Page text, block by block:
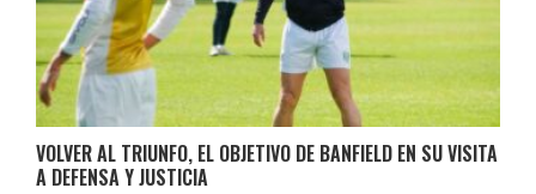
VOLVER AL TRIUNFO, EL OBJETIVO DE BANFIELD EN SU VISITA
A DEFENSA Y JUSTICIA